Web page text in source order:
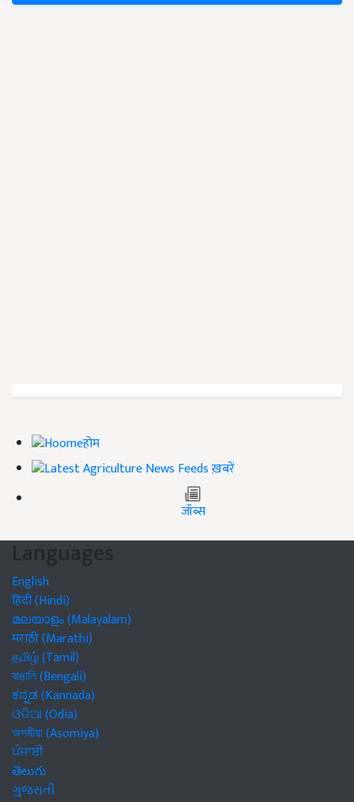
होम
ख़बरें
जॉब्स
Languages
English
हिंदी (Hindi)
മലയാളം (Malayalam)
मराठी (Marathi)
தமிழ் (Tamil)
বাঙালি (Bengali)
ಕನ್ನಡ (Kannada)
ଓଡିଆ (Odia)
অসমীয়া (Asomiya)
ਪੰਜਾਬੀ
తెలుగు
ગુજરાતી